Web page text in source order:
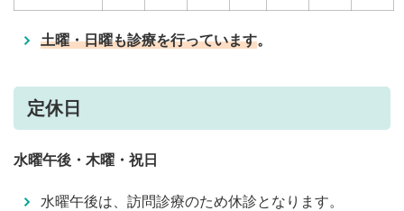
土曜・日曜も診療を行っています。
定休日
水曜午後・木曜・祝日
水曜午後は、訪問診療のため休診となります。